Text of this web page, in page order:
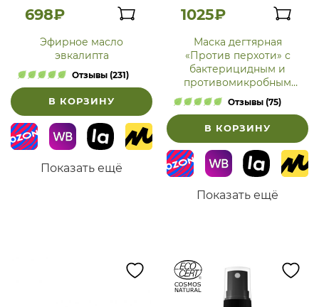
698₽
Эфирное масло
эвкалипта
Отзывы (231)
В КОРЗИНУ
Показать ещё
1025₽
Маска дегтярная
«Против перхоти» с
бактерицидным и
противомикробным
действием
Отзывы (75)
В КОРЗИНУ
Показать ещё